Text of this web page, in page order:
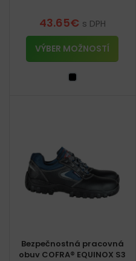
43.65€ s DPH
VÝBER MOŽNOSTÍ
Bezpečnostná pracovná
obuv COFRA® EQUINOX S3